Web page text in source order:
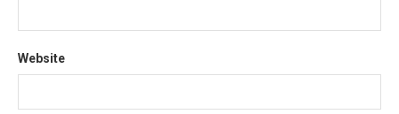
Website